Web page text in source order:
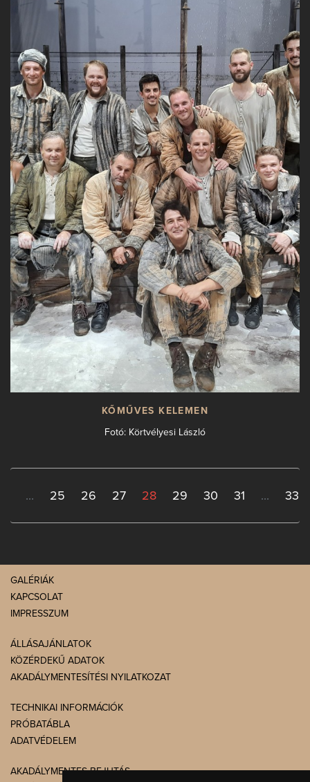
KŐMŰVES KELEMEN
Fotó: Körtvélyesi László
... 25 26 27 28 29 30 31 ... 33
GALÉRIÁK
KAPCSOLAT
IMPRESSZUM
ÁLLÁSAJÁNLATOK
KÖZÉRDEKŰ ADATOK
AKADÁLYMENTESÍTÉSI NYILATKOZAT
TECHNIKAI INFORMÁCIÓK
PRÓBATÁBLA
ADATVÉDELEM
AKADÁLYMENTES BEJUTÁS